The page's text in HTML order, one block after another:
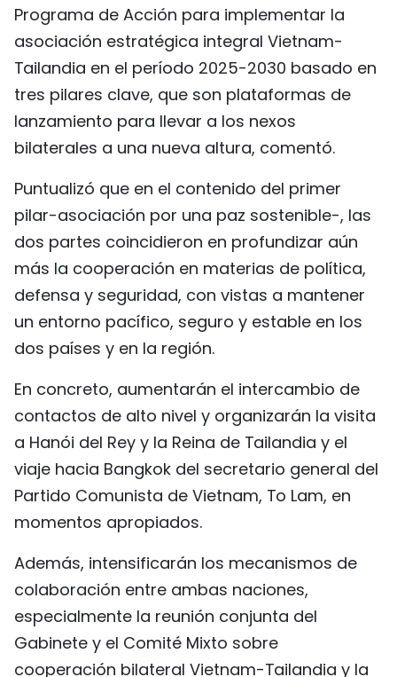
Programa de Acción para implementar la
asociación estratégica integral Vietnam-
Tailandia en el período 2025-2030 basado en
tres pilares clave, que son plataformas de
lanzamiento para llevar a los nexos
bilaterales a una nueva altura, comentó.
Puntualizó que en el contenido del primer
pilar-asociación por una paz sostenible-, las
dos partes coincidieron en profundizar aún
más la cooperación en materias de política,
defensa y seguridad, con vistas a mantener
un entorno pacífico, seguro y estable en los
dos países y en la región.
En concreto, aumentarán el intercambio de
contactos de alto nivel y organizarán la visita
a Hanói del Rey y la Reina de Tailandia y el
viaje hacia Bangkok del secretario general del
Partido Comunista de Vietnam, To Lam, en
momentos apropiados.
Además, intensificarán los mecanismos de
colaboración entre ambas naciones,
especialmente la reunión conjunta del
Gabinete y el Comité Mixto sobre
cooperación bilateral Vietnam-Tailandia y la